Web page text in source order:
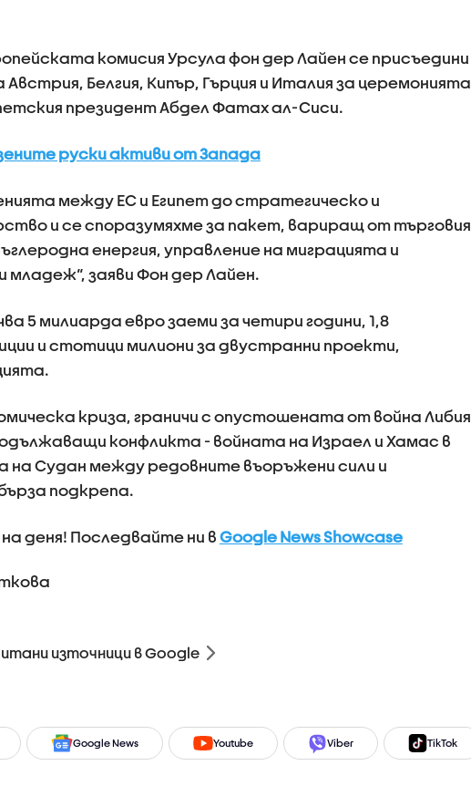
комисия Урсула фон дер Лайен се присъедини
Белгия, Кипър, Гърция и Италия за церемонията
президент Абдел Фатах ал-Сиси.
руски активи от Запада
между ЕС и Египет до стратегическо и
и се споразумяхме за пакет, вариращ от търговия
енергия, управление на миграцията и
младеж“, заяви Фон дер Лайен.
5 милиарда евро заеми за четири години, 1,8
и стотици милиони за двустранни проекти,
криза, граничи с опустошената от война Либия
конфликта - войната на Израел и Хамас в
на Судан между редовните въоръжени сили и
подкрепа.
деня! Последвайте ни в Google News Showcase
източници в Google
Google News Youtube Viber TikTok